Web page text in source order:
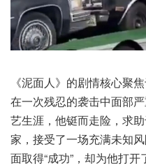
《泥面人》的剧情核心聚
在一次残忍的袭击中面部
艺生涯，他铤而走险，求
家，接受了一场充满未知
面取得“成功”，却为他打